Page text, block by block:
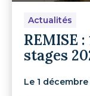
Actualités
REMISE
stages
Le 1